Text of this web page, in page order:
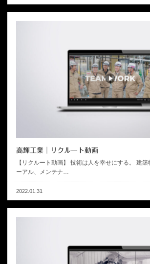
高輝工業│リクルート動画
【リクルート動画】 技術は人を幸せにする。 建
ーアル、メンテナ…
2022.01.31